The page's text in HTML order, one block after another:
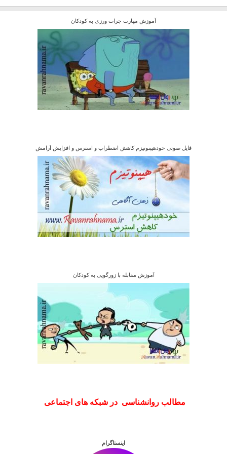
آموزش مقابله با زورگویی به کودکان
فایل صوتی خودهیپنوتیزم کاهش اضطراب و استرس و افزایش آرامش
آموزش مهارت جرات ورزی به کودکان
مطالب روانشناسی در شبکه های اجتماعی
اینستاگرام